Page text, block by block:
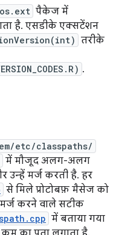
पैकेज में
है. एसडीके एक्सटेंशन
तरीके
.
etc/classpaths/
में मौजूद अलग-अलग
उन्हें मर्ज करती है. हर
से मिले प्रोटोबफ़ मैसेज को
मर्ज करने वाले सटीक
में बताया गया